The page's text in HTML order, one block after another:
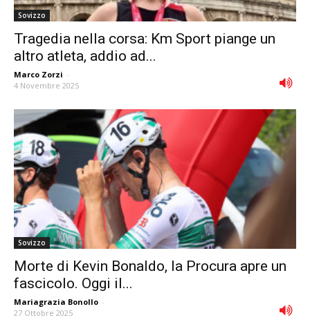
Sovizzo
Tragedia nella corsa: Km Sport piange un
altro atleta, addio ad...
Marco Zorzi -
4 Novembre 2025
Sovizzo
Morte di Kevin Bonaldo, la Procura apre un
fascicolo. Oggi il...
Mariagrazia Bonollo -
27 Ottobre 2025